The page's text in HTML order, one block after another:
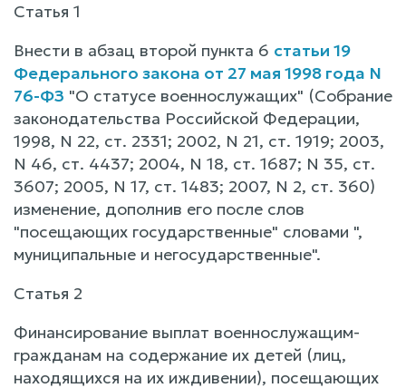
Статья 1
Внести в абзац второй пункта 6 статьи 19
Федерального закона от 27 мая 1998 года N
76-ФЗ "О статусе военнослужащих" (Собрание
законодательства Российской Федерации,
1998, N 22, ст. 2331; 2002, N 21, ст. 1919; 2003,
N 46, ст. 4437; 2004, N 18, ст. 1687; N 35, ст.
3607; 2005, N 17, ст. 1483; 2007, N 2, ст. 360)
изменение, дополнив его после слов
"посещающих государственные" словами ",
муниципальные и негосударственные".
Статья 2
Финансирование выплат военнослужащим-
гражданам на содержание их детей (лиц,
находящихся на их иждивении), посещающих